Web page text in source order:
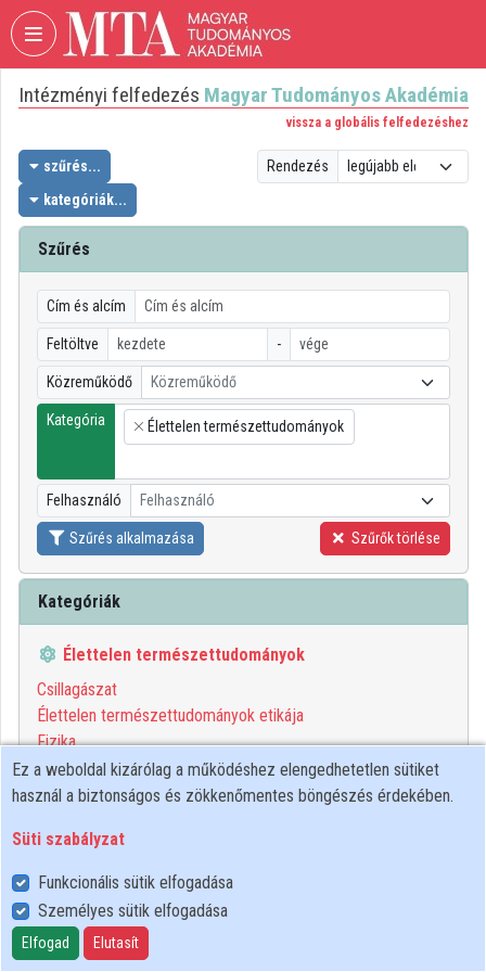
Fejléc kihagyása Menü kihagyása Tartalom kihagyása
VIDEOTORIUM
MAGYAR
TUDOMÁNYOS
AKADÉMIA
Intézményi kezdőlap
Bejelentkezés
Intézményi felfedezés
Kategóriák
Intézményi listák
Intézmények
Közreműködők
Intézményi felfedezés Magyar Tudományos Akadémia
vissza a globális felfedezéshez
szűrés...
kategóriák...
Rendezés
Szűrés
Cím és alcím
Feltöltve -
Közreműködő Közreműködő
Kategória
×
Élettelen természettudományok
Felhasználó Felhasználó
Szűrés alkalmazása Szűrők törlése
Kategóriák
Élettelen természettudományok
Csillagászat
Élettelen természettudományok etikája
Fizika
Kémia
Matematika
1
00:53:46
Ez a weboldal kizárólag a működéshez elengedhetetlen sütiket
használ a biztonságos és zökkenőmentes böngészés érdekében.
Süti szabályzat
Funkcionális sütik elfogadása
Személyes sütik elfogadása
Elfogad Elutasít